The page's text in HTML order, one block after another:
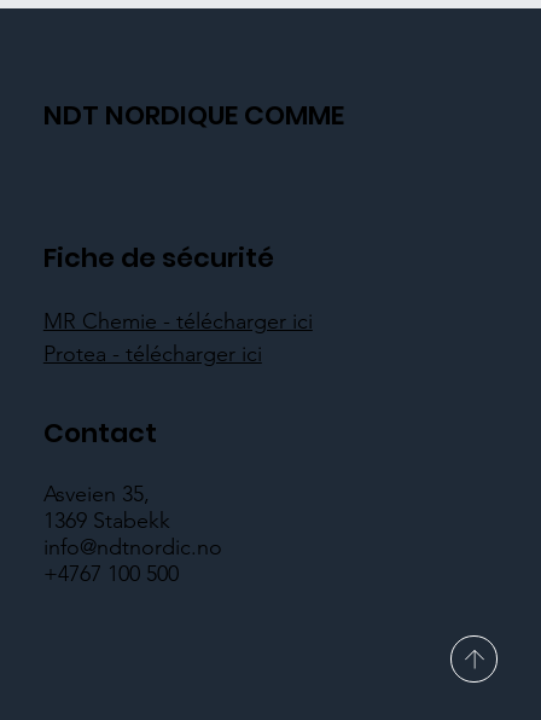
NDT NORDIQUE COMME
Fiche de sécurité
MR Chemie - télécharger ici
Protea - télécharger ici
Contact
Asveien 35,
1369 Stabekk
info@ndtnordic.no
+4767 100 500